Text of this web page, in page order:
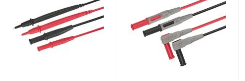
Купить в 1 клик Сравнение
В избранное Под заказ
Купить в 1 клик Сравнение
В избранное Под заказ